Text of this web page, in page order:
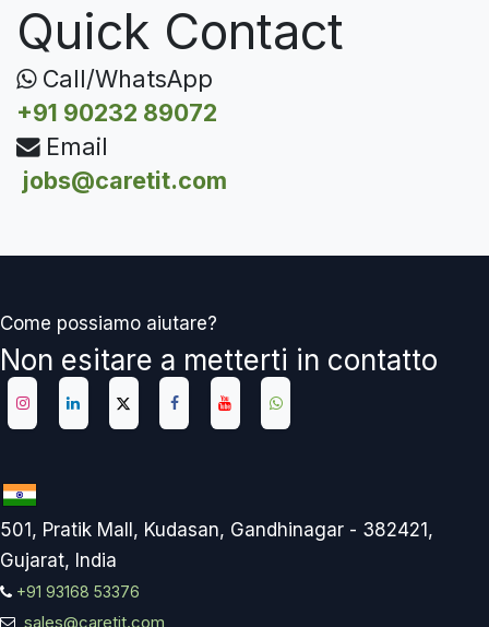
Quick Contact
Call/WhatsApp
+91 90232 89072
Email
jobs@caretit.com
Come possiamo aiutare?
Non esitare a metterti in contatto
501, Pratik Mall, Kudasan, Gandhinagar - 382421,
Gujarat, India
+91 93168 53376
sales@caretit.com